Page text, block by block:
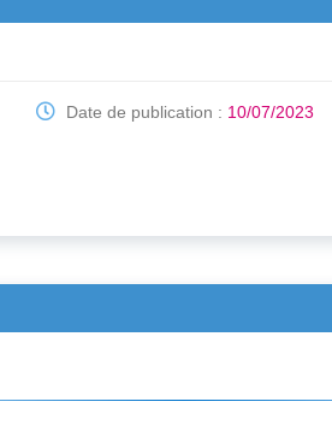
Date de publication : 10/07/2023